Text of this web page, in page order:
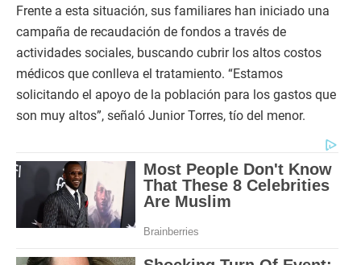
Frente a esta situación, sus familiares han iniciado una
campaña de recaudación de fondos a través de
actividades sociales, buscando cubrir los altos costos
médicos que conlleva el tratamiento. “Estamos
solicitando el apoyo de la población para los gastos que
son muy altos”, señaló Junior Torres, tío del menor.